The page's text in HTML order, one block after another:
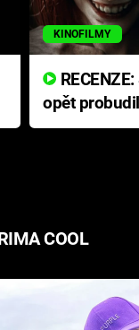
KINOFILMY
opět
přichází s
COOL